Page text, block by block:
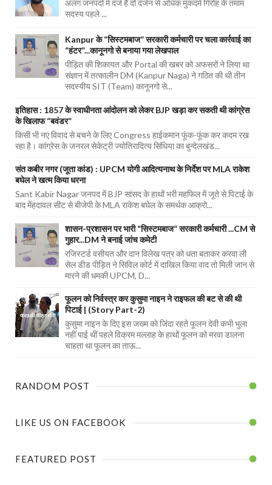
अलग जनपदों में दर्ज हैं दो दर्जन से अधिक मुकदमें गिरोह के तमाम
सदस्य पहले ...
Kanpur के “सिस्टमबाज” सरकारी कर्मचारी पर चला कार्रवाई का
“हंटर”...कानूनगो से बनाया गया लेखपाल
पीड़ित की शिकायत और Portal की खबर को अफसरों ने लिया था
संज्ञान में तत्कालीन DM (Kanpur Naga) ने गठित की थी तीन
सदस्यीय SIT (Team) कानूनगो से...
इतिहास : 1857 के स्वाधीनता आंदोलन को लेकर BJP खड़ा कर सकती थी कांग्रेस
के खिलाफ “बवंडर”
किसी भी नए विवाद से बचने के लिए Congress हाईकमान फूंक-फूंक कर कदम रख
रहा है। कांग्रेस के जनरल सेकेट्री ज्योतिरादित्य सिंधिया का बुन्देलखंड...
संत कबीर नगर (जूता कांड) : UPCM योगी आदित्यनाथ के निर्देश पर MLA राकेश
बघेल ने खत्म किया धरना
Sant Kabir Nagar जनपद में BJP सांसद के हाथों भरी महफिल में जूते से पिटाई के
बाद मेंहदावल सीट से बीजेपी के MLA राकेश बघेल के समर्थक आक्रो...
शासन-प्रशासन पर भारी “सिस्टमबाज” सरकारी कर्मचारी ...CM से
गुहार...DM ने बनाई जांच कमेटी
रजिस्टर्ड वसीयत और दान विलेख पत्र को धता बताकर करवा ली
सेल डीड पीड़ित ने सिविल कोर्ट में दाखिल किया वाद तो मिली जान से
मारने की धमकी UPCM, D...
फूलन को निर्वस्त्र कर कुसुमा नाइन ने राइफल की बट से की थी
पिटाई | (Story Part-2)
कुसुमा नाइन के दिए इस जख्म को जिंदा रहते फूलन देवी कभी भुला
नहीं पाई थीं पहले विक्रम मल्लाह के हाथों फूलन को मरवा डालना
चाहता था फूलन का ताऊ...
RANDOM POST
LIKE US ON FACEBOOK
FEATURED POST